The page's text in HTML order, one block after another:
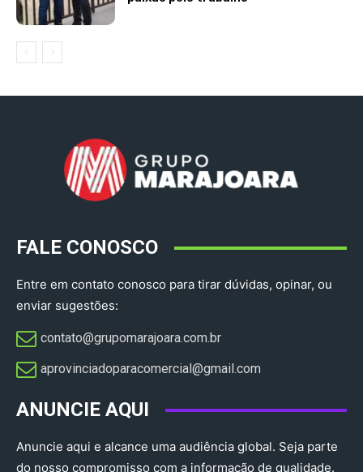
FALE CONOSCO
Entre em contato conosco para tirar dúvidas, opinar, ou
enviar sugestões:
contato@grupomarajoara.com.br
aprovinciadoparacomercial@gmail.com​
ANUNCIE AQUI
Anuncie aqui e alcance uma audiência global. Seja parte
do nosso compromisso com a informação de qualidade.